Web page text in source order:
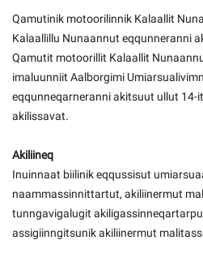
Qamutinik motoorilinnik Kalaallit
Kalaallillu Nunaannut eqqunneranni
Qamutit motoorillit Kalaallit
imaluunniit Aalborgimi
eqqunneqarneranni akitsuut ullut 14-
akilissavat.
Akiliineq
Inuinnaat biilinik eqqussisut
naammassinnittartut, akiliinermut
tunngavigalugit
assigiinngitsunik akiliinermut